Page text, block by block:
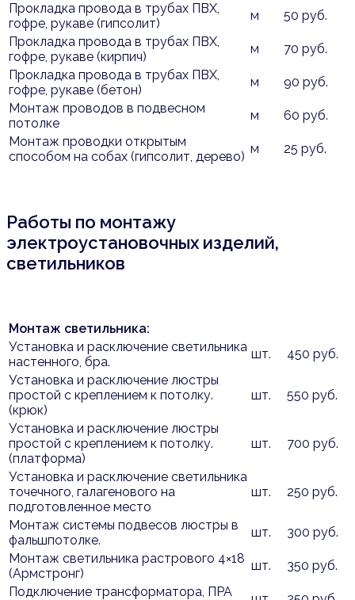
Прокладка провода в трубах ПВХ,
гофре, рукаве (гипсолит)
м
50 руб.
Прокладка провода в трубах ПВХ,
гофре, рукаве (кирпич)
м
70 руб.
Прокладка провода в трубах ПВХ,
гофре, рукаве (бетон)
м
90 руб.
Монтаж проводов в подвесном
потолке
м
60 руб.
Монтаж проводки открытым
способом на собах (гипсолит, дерево)
м 25 руб.
Работы по монтажу
электроустановочных изделий,
светильников
Монтаж светильника:
Установка и расключение светильника
настенного, бра.
шт.
450 руб.
Установка и расключение люстры
простой с креплением к потолку.
(крюк)
шт. 550 руб.
Установка и расключение люстры
простой с креплением к потолку.
(платформа)
шт. 700 руб.
Установка и расключение светильника
точечного, галагенового на
подготовленное место
шт. 250 руб.
Монтаж системы подвесов люстры в
фальшпотолке.
шт.
300 руб.
Монтаж светильника растрового 4×18
(Армстронг)
шт.
350 руб.
Подключение трансформатора, ПРА